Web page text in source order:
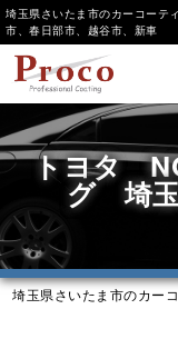
to
main
content
埼玉県さいたま市のカーコーテ
市、春日部市、越谷市、新車
トヨタ
グ 埼
埼玉県さいたま市のカー